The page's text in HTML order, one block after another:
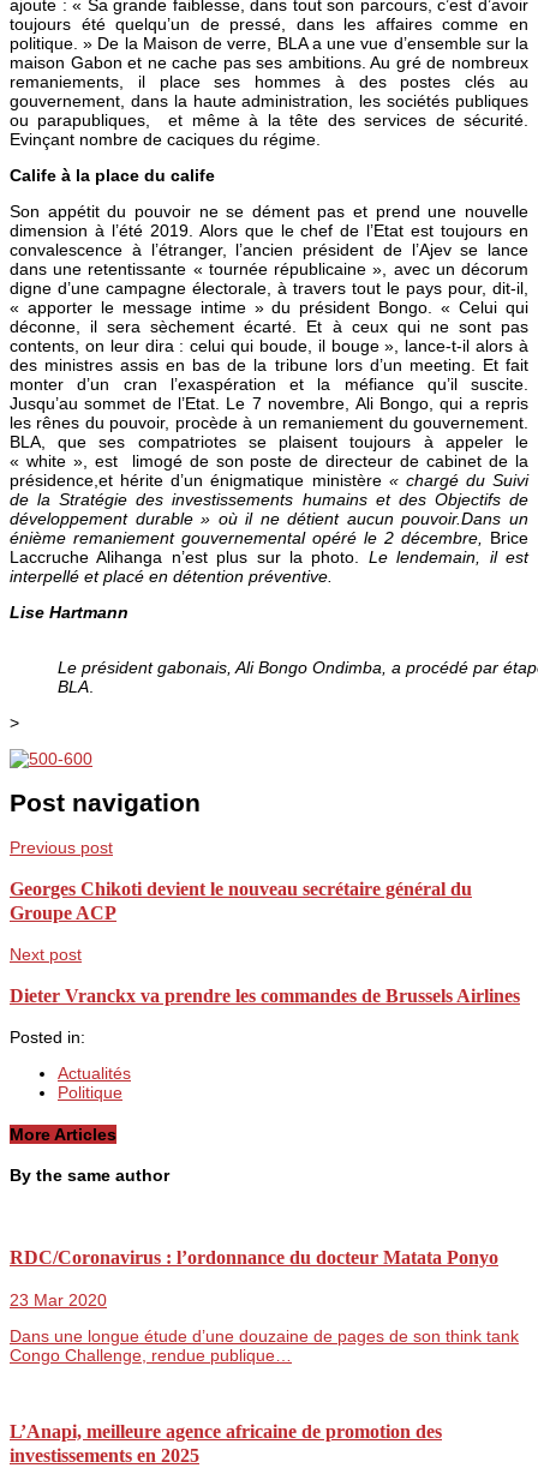
ajoute : « Sa grande faiblesse, dans tout son parcours, c’est d’avoir
toujours été quelqu’un de pressé, dans les affaires comme en
politique. » De la Maison de verre, BLA a une vue d’ensemble sur la
maison Gabon et ne cache pas ses ambitions. Au gré de nombreux
remaniements, il place ses hommes à des postes clés au
gouvernement, dans la haute administration, les sociétés publiques
ou parapubliques, et même à la tête des services de sécurité.
Evinçant nombre de caciques du régime.
Calife à la place du calife
Son appétit du pouvoir ne se dément pas et prend une nouvelle
dimension à l’été 2019. Alors que le chef de l’Etat est toujours en
convalescence à l’étranger, l’ancien président de l’Ajev se lance
dans une retentissante « tournée républicaine », avec un décorum
digne d’une campagne électorale, à travers tout le pays pour, dit-il,
« apporter le message intime » du président Bongo. « Celui qui
déconne, il sera sèchement écarté. Et à ceux qui ne sont pas
contents, on leur dira : celui qui boude, il bouge », lance-t-il alors à
des ministres assis en bas de la tribune lors d’un meeting. Et fait
monter d’un cran l’exaspération et la méfiance qu’il suscite.
Jusqu’au sommet de l’Etat. Le 7 novembre, Ali Bongo, qui a repris
les rênes du pouvoir, procède à un remaniement du gouvernement.
BLA, que ses compatriotes se plaisent toujours à appeler le
« white », est limogé de son poste de directeur de cabinet de la
présidence,et hérite d’un énigmatique ministère « chargé du Suivi
de la Stratégie des investissements humains et des Objectifs de
développement durable » où il ne détient aucun pouvoir.Dans un
énième remaniement gouvernemental opéré le 2 décembre, Brice
Laccruche Alihanga n’est plus sur la photo. Le lendemain,
il est
interpellé et placé en détention préventive.
Lise Hartmann
Le président gabonais, Ali Bongo Ondimba, a procédé par
BLA
>
Post navigation
Previous post
Georges Chikoti devient le nouveau secrétaire général du
Groupe ACP
Next post
Dieter Vranckx va prendre les commandes de Brussels Airlines
Posted in:
Actualités
Politique
More Articles
By the same author
RDC/Coronavirus : l’ordonnance du docteur Matata Ponyo
23 Mar 2020
Dans une longue étude d’une douzaine de pages de son think tank
Congo Challenge, rendue publique…
L’Anapi, meilleure agence africaine de promotion des
investissements en 2025